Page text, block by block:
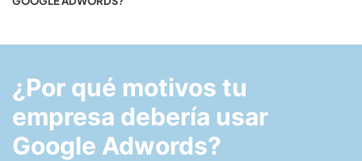
¿Por qué motivos tu
empresa debería usar
Google Adwords?